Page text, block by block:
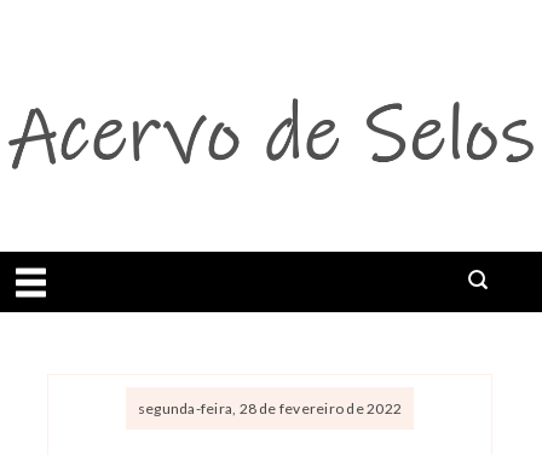
Abrir menu
segunda-feira, 28 de fevereiro de 2022